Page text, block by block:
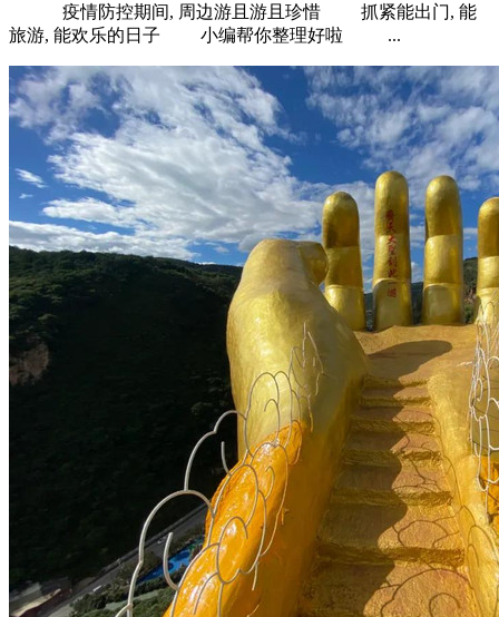
疫情防控期间, 周边游且游且珍惜 抓紧能出门, 能
旅游, 能欢乐的日子 小编帮你整理好啦 ...